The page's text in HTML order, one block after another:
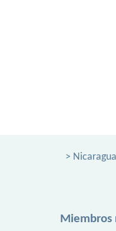
> Nicaragua
Miembros